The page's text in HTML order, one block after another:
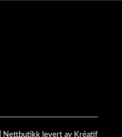
Nettbutikk levert av Kréatif